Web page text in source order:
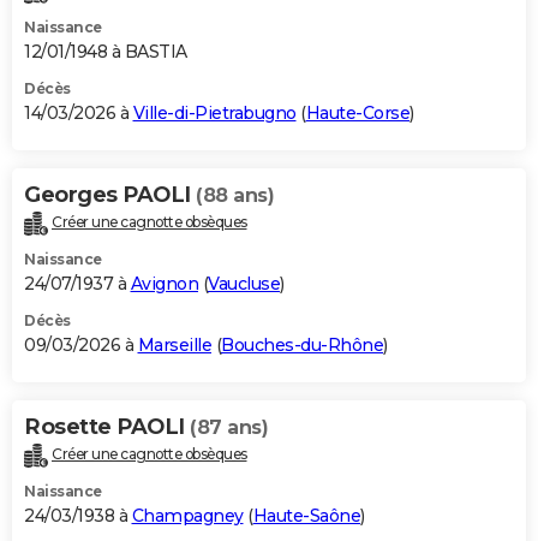
Naissance
12/01/1948 à BASTIA
Décès
14/03/2026 à Ville-di-Pietrabugno (Haute-Corse)
Georges PAOLI (88 ans)
Créer une cagnotte obsèques
Naissance
24/07/1937 à Avignon (Vaucluse)
Décès
09/03/2026 à Marseille (Bouches-du-Rhône)
Rosette PAOLI (87 ans)
Créer une cagnotte obsèques
Naissance
24/03/1938 à Champagney(Haute-Saône)